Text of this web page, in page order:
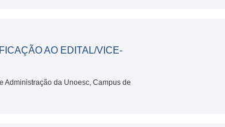
AO EDITAL/VICE-
Administração da Unoesc, Campus de